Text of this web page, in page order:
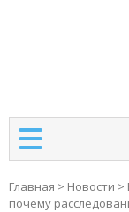
Главная > Новости >
почему